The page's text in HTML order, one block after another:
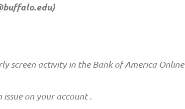
)
screen activity in the Bank of America Online
on your account .